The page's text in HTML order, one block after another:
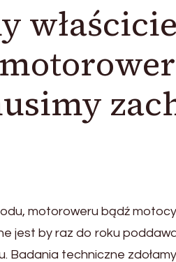
motoroweru bądź
jest by raz do roku
Badania techniczne